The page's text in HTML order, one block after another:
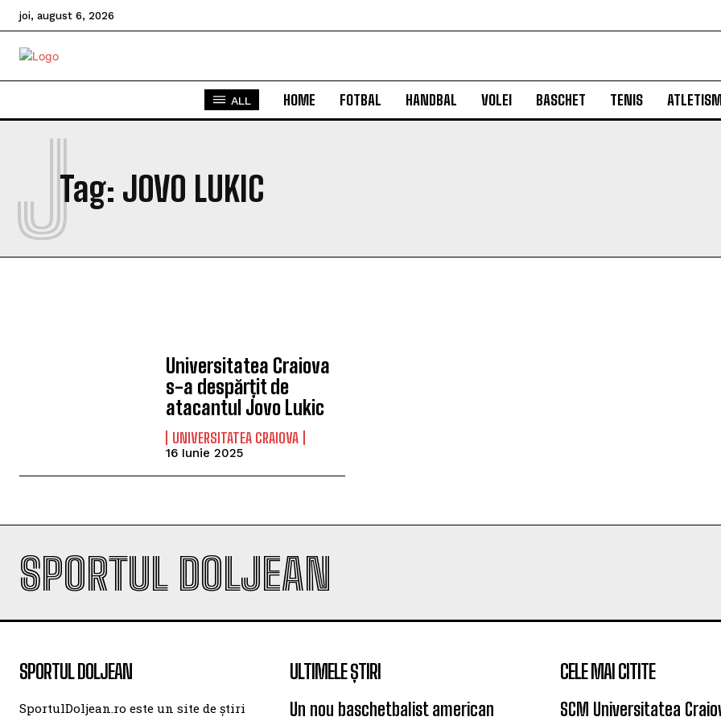
joi, august 6, 2026
ALL HOME FOTBAL HANDBAL VOLEI BASCHET TENIS
Tag: JOVO LUKIC
J
Universitatea Craiova
s-a despărțit de
atacantul Jovo Lukic
UNIVERSITATEA CRAIOVA
16 Iunie 2025
SPORTUL DOLJEAN
SPORTUL DOLJEAN
SportulDoljean.ro este un site de știri
ULTIMELE ȘTIRI
Un nou baschetbalist american
CELE MAI CITITE
SCM Universitatea